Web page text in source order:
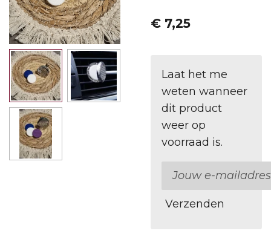
€ 7,25
Laat het me
weten wanneer
dit product
weer op
voorraad is.
Verzenden